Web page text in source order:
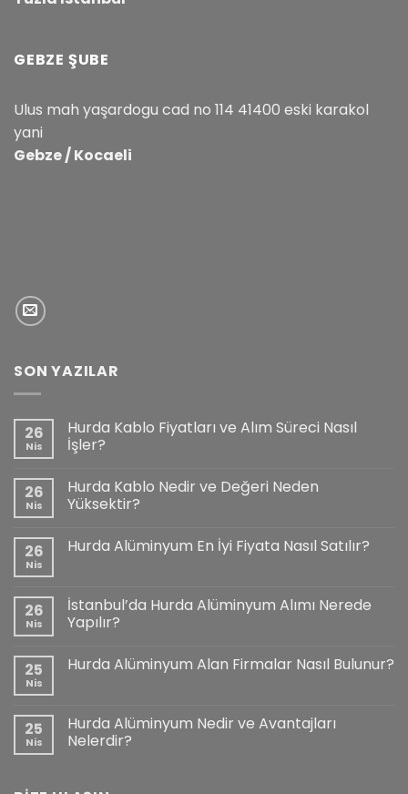
GEBZE ŞUBE
Ulus mah yaşardogu cad no 114 41400 eski karakol
yani
Gebze / Kocaeli
SON YAZILAR
26
Nis
Hurda Kablo Fiyatları ve Alım Süreci Nasıl
İşler?
26
Nis
Hurda Kablo Nedir ve Değeri Neden
Yüksektir?
26
Nis
Hurda Alüminyum En İyi Fiyata Nasıl Satılır?
26
Nis
İstanbul’da Hurda Alüminyum Alımı Nerede
Yapılır?
25
Nis
Hurda Alüminyum Alan Firmalar Nasıl Bulunur?
25
Nis
Hurda Alüminyum Nedir ve Avantajları
Nelerdir?